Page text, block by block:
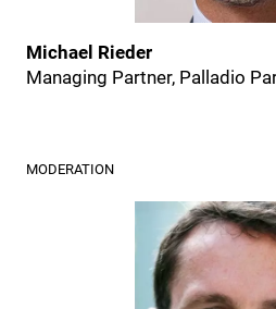
Michael Rieder
Managing Partner, Palladio
MODERATION